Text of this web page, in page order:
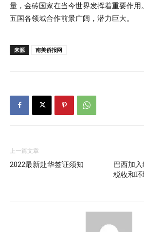
量，金砖国家在当今世界发挥着重要作
五国各领域合作前景广阔，潜力巨大。
来源 南美侨报网
上一篇文章
2022最新赴华签证须知
巴西加入
税收和